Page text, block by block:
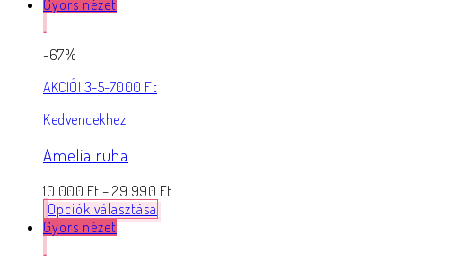
Gyors nézet
-67%
AKCIÓ! 3-5-7000 Ft
Kedvencekhez!
Amelia ruha
10 000 Ft – 29 990 Ft
Opciók választása
Gyors nézet